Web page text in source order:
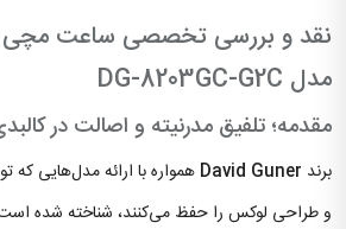
نقد و بررسی تخصصی ساعت مچی
مدل DG-8203GC-G2C
مقدمه؛ تلفیق مدرنیته و اصالت در
برند David Guner همواره با ارائه مدل‌هایی
و طراحی لوکس را حفظ می‌کنند، شناخته شده